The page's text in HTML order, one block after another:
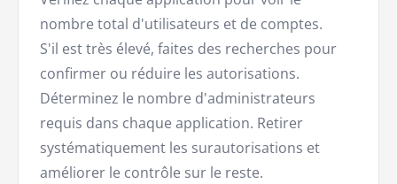
nombre total d'utilisateurs et de comptes.
S'il est très élevé, faites des recherches pour
confirmer ou réduire les autorisations.
Déterminez le nombre d'administrateurs
requis dans chaque application. Retirer
systématiquement les surautorisations et
améliorer le contrôle sur le reste.